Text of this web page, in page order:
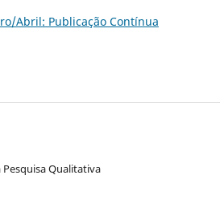
Abril: Publicação Contínua
Qualitativa